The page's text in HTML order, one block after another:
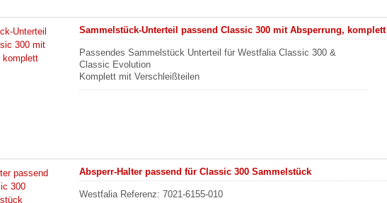
Sammelstück-Unterteil passend Classic 300 mit Absperrung, komplett
Passendes Sammelstück Unterteil für Westfalia Classic 300 &
Classic Evolution
Komplett mit Verschleißteilen
Absperr-Halter passend für Classic 300 Sammelstück
Westfalia Referenz: 7021-6155-010